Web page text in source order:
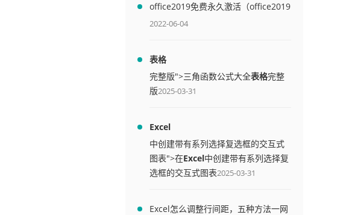
office2019免费永久激活（office2019
免费永久激活码）
2022-06-04
表格
完整版">三角函数公式大全表格完整
版2025-03-31
Excel
中创建带有系列选择复选框的交互式
图表">在Excel中创建带有系列选择复
选框的交互式图表2025-03-31
Excel怎么调整行间距，五种方法一网